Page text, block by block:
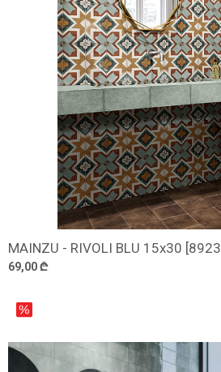
დამატება
MAINZU - RIVOLI BLU 15x30 [8923]
69,00 ₾